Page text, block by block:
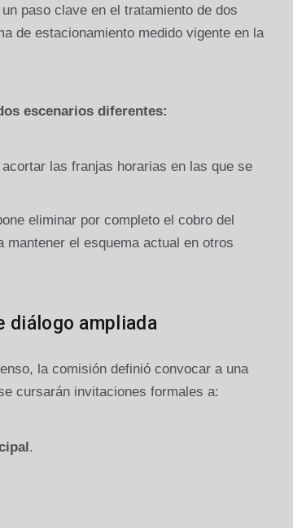
paso clave en el tratamiento de dos
de estacionamiento medido vigente en la
escenarios diferentes:
las franjas horarias en las que se
eliminar por completo el cobro del
el esquema actual en otros
diálogo ampliada
la comisión definió convocar a una
cursarán invitaciones formales a:
.